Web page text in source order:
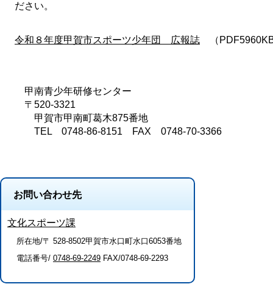
ださい。
令和８年度甲賀市スポーツ少年団 広報誌 （
甲南青少年研修センター
〒520-3321
甲賀市甲南町葛木875番地
TEL 0748-86-8151 FAX 0748-70-3366
お問い合わせ先
文化スポーツ課
所在地/〒 528-8502甲賀市水口町水口6053番地
電話番号/ 0748-69-2249 FAX/0748-69-2293